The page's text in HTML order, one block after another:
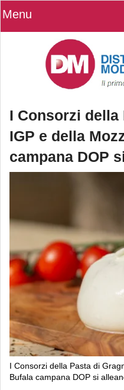
Menu
I Consorzi della
IGP e della
campana DOP
I Consorzi della Pasta di
Bufala campana DOP si